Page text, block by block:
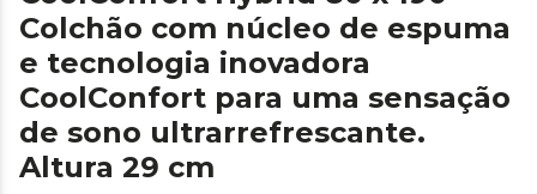
Colchão com núcleo de espuma
e tecnologia inovadora
CoolConfort para uma sensação
de sono ultrarrefrescante.
Altura 29 cm